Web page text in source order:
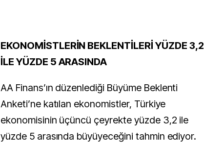
EKONOMİSTLERİN BEKLENTİLERİ YÜZDE 3,2
İLE YÜZDE 5 ARASINDA
AA Finans’ın düzenlediği Büyüme Beklenti
Anketi’ne katılan ekonomistler, Türkiye
ekonomisinin üçüncü çeyrekte yüzde 3,2 ile
yüzde 5 arasında büyüyeceğini tahmin ediyor.